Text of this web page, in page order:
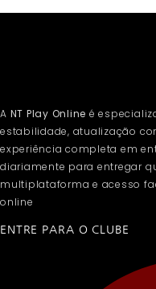
A NT Play Online é
estabilidade, atualização
experiência completa em
diariamente para entregar
multiplataforma e acesso
online
ENTRE PARA O CLUBE